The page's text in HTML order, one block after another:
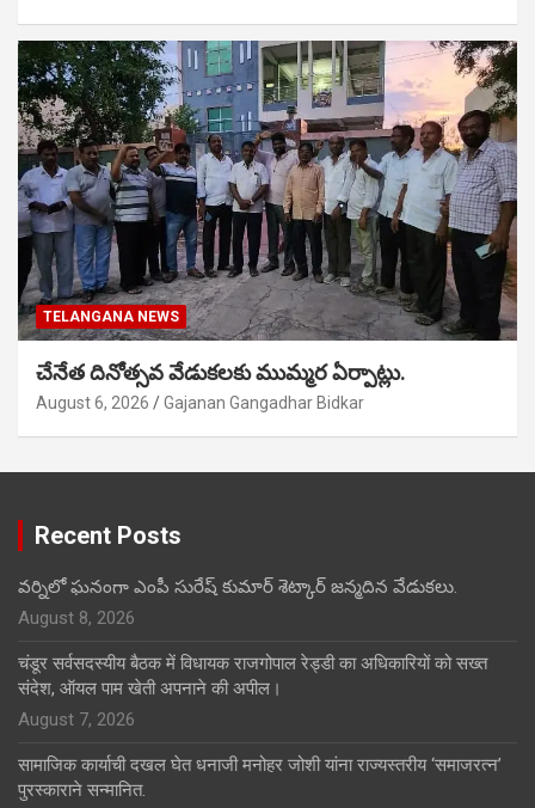
TELANGANA NEWS
చేనేత దినోత్సవ వేడుకలకు ముమ్మర ఏర్పాట్లు.
August 6, 2026 Gajanan Gangadhar Bidkar
Recent Posts
వర్నిలో ఘనంగా ఎంపీ సురేష్ కుమార్ శెట్కార్ జన్మదిన వేడుకలు.
August 8, 2026
चंडूर सर्वसदस्यीय बैठक में विधायक राजगोपाल रेड्डी का अधिकारियों को सख्त
संदेश, ऑयल पाम खेती अपनाने की अपील।
August 7, 2026
सामाजिक कार्याची दखल घेत धनाजी मनोहर जोशी यांना राज्यस्तरीय ‘समाजरत्न’
पुरस्काराने सन्मानित.